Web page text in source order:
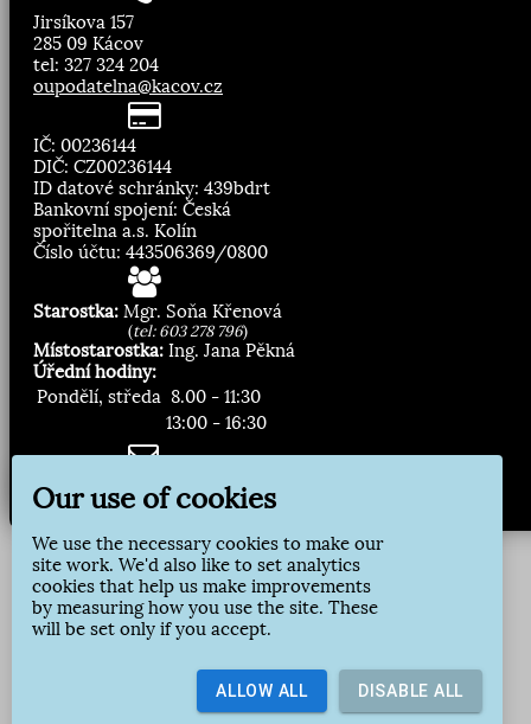
Jirsíkova 157
285 09 Kácov
tel: 327 324 204
oupodatelna@kacov.cz
IČ: 00236144
DIČ: CZ00236144
ID datové schránky: 439bdrt
Bankovní spojení: Česká
spořitelna a.s. Kolín
Číslo účtu: 443506369/0800
Starostka: Mgr. Soňa Křenová
(tel: 603 278 796)
Místostarostka: Ing. Jana Pěkná
Úřední hodiny:
Pondělí, středa 8.00 - 11:30
13:00 - 16:30
Zasílání novinek:
Přihlásit odběr
Our use of cookies
We use the necessary cookies to make our
site work. We'd also like to set analytics
cookies that help us make improvements
by measuring how you use the site. These
will be set only if you accept.
ALLOW ALL DISABLE ALL